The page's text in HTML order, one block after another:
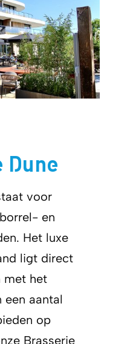
Dune
voor
en
Het luxe
ligt direct
met het
een aantal
op
Brasserie